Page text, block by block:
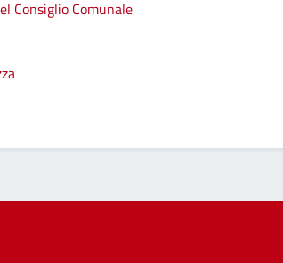
Consiglio Comunale